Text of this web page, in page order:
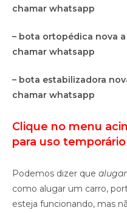
chamar whatsapp
– bota ortopédica nova
chamar whatsapp
– bota estabilizadora
chamar whatsapp
Clique no menu
para uso
Podemos dizer que
como alugar um carro,
esteja funcionando, mas